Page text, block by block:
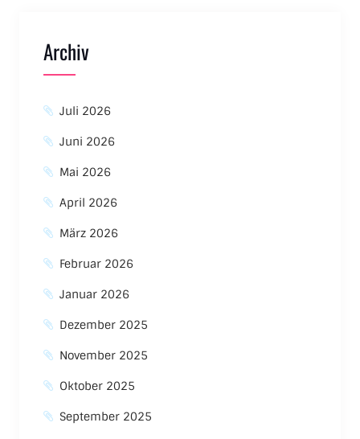
Archiv
Juli 2026
Juni 2026
Mai 2026
April 2026
März 2026
Februar 2026
Januar 2026
Dezember 2025
November 2025
Oktober 2025
September 2025